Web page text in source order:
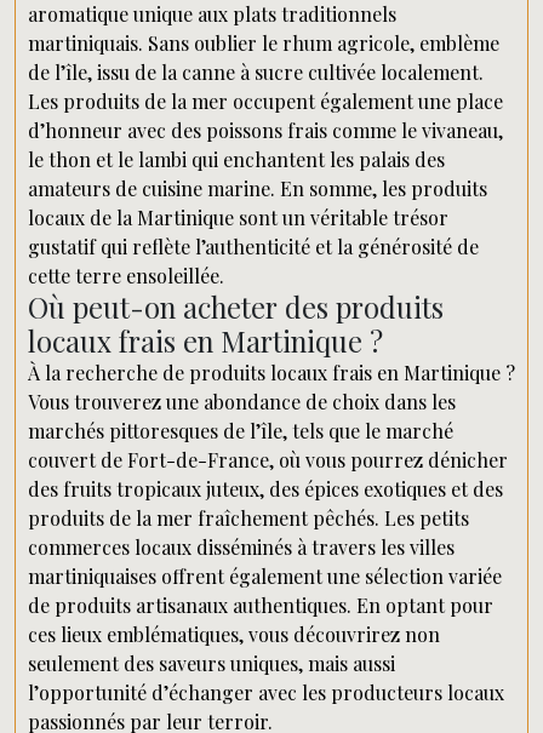
aromatique unique aux plats traditionnels
martiniquais. Sans oublier le rhum agricole, emblème
de l’île, issu de la canne à sucre cultivée localement.
Les produits de la mer occupent également une place
d’honneur avec des poissons frais comme le vivaneau,
le thon et le lambi qui enchantent les palais des
amateurs de cuisine marine. En somme, les produits
locaux de la Martinique sont un véritable trésor
gustatif qui reflète l’authenticité et la générosité de
cette terre ensoleillée.
Où peut-on acheter des produits
locaux frais en Martinique ?
À la recherche de produits locaux frais en Martinique ?
Vous trouverez une abondance de choix dans les
marchés pittoresques de l’île, tels que le marché
couvert de Fort-de-France, où vous pourrez dénicher
des fruits tropicaux juteux, des épices exotiques et des
produits de la mer fraîchement pêchés. Les petits
commerces locaux disséminés à travers les villes
martiniquaises offrent également une sélection variée
de produits artisanaux authentiques. En optant pour
ces lieux emblématiques, vous découvrirez non
seulement des saveurs uniques, mais aussi
l’opportunité d’échanger avec les producteurs locaux
passionnés par leur terroir.